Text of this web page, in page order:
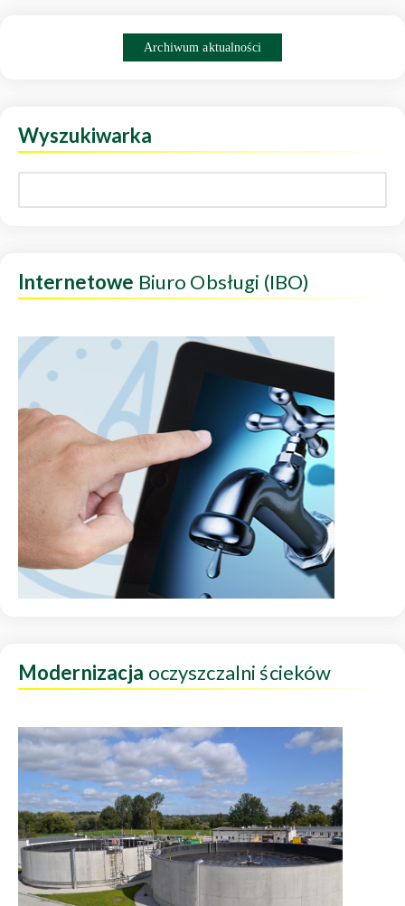
Archiwum aktualności
Wyszukiwarka
Internetowe Biuro Obsługi (IBO)
Modernizacja oczyszczalni ścieków